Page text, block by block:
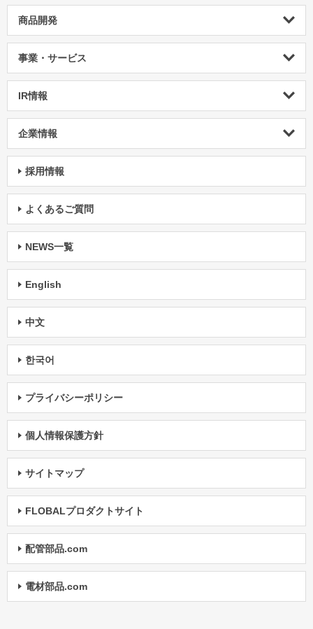
商品開発
事業・サービス
IR情報
企業情報
採用情報
よくあるご質問
NEWS一覧
English
中文
한국어
プライバシーポリシー
個人情報保護方針
サイトマップ
FLOBALプロダクトサイト
配管部品.com
電材部品.com